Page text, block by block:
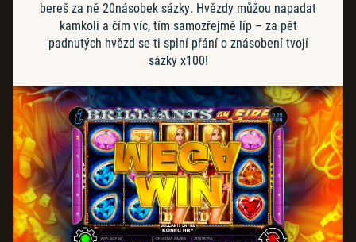
bereš za ně 20násobek sázky. Hvězdy můžou napadat
kamkoli a čím víc, tím samozřejmě líp – za pět
padnutých hvězd se ti splní přání o znásobení tvojí
sázky x100!